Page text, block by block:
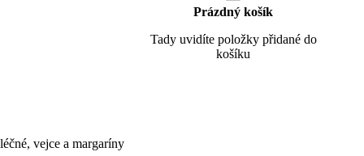
vejce a margaríny
Prázdný košík
Tady uvidíte položky přidané do
košíku